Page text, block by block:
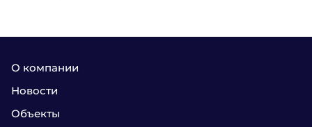
О компании
Новости
Объекты